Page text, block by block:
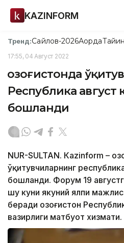
KAZINFORM
Тренд:Сайлов-2026Ақорда
17:55, 04 Август 2022
Қозоғистонда
Республика
бошланди
NUR-SULTAN. Кazinform –
ўқитувчиларнинг
бошланди. Форум 19
шу куни якуний ялпи
беради Қозоғистон
вазирлиги матбуот хизмати.